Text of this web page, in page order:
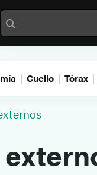
Cuello Tórax